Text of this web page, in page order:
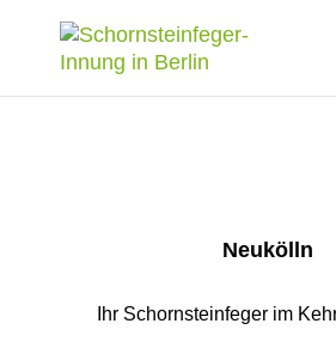
Neukölln
Ihr Schornsteinfeger im